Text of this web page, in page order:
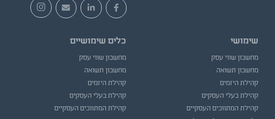
שימושי
מחשבון שווי עסק
מחשבון תשואה
קהילת היזמים
קהילת בעלי העסקים
קהילת המתווכים העסקיים
כלים שימושיים
מחשבון שווי עסק
מחשבון תשואה
קהילת היזמים
קהילת בעלי העסקים
קהילת המתווכים העסקיים